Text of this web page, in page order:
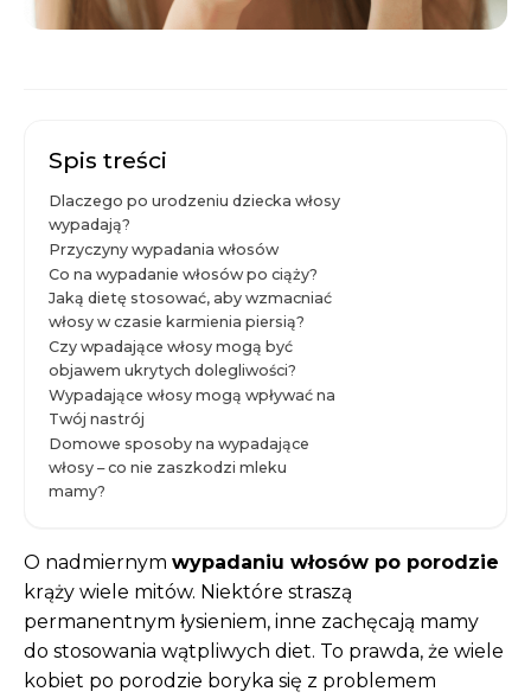
Spis treści
Dlaczego po urodzeniu dziecka włosy
wypadają?
Przyczyny wypadania włosów
Co na wypadanie włosów po ciąży?
Jaką dietę stosować, aby wzmacniać
włosy w czasie karmienia piersią?
Czy wpadające włosy mogą być
objawem ukrytych dolegliwości?
Wypadające włosy mogą wpływać na
Twój nastrój
Domowe sposoby na wypadające
włosy – co nie zaszkodzi mleku
mamy?
O nadmiernym wypadaniu włosów po porodzie
krąży wiele mitów. Niektóre straszą
permanentnym łysieniem, inne zachęcają mamy
do stosowania wątpliwych diet. To prawda, że wiele
kobiet po porodzie boryka się z problemem